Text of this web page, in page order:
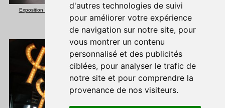
d'autres technologies de suivi
pour améliorer votre expérience
de navigation sur notre site, pour
vous montrer un contenu
personnalisé et des publicités
ciblées, pour analyser le trafic de
notre site et pour comprendre la
provenance de nos visiteurs.
Exposition Textifood - Musée d'Histoire Naturelle © maxime dufour photographies